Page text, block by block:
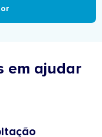
em ajudar